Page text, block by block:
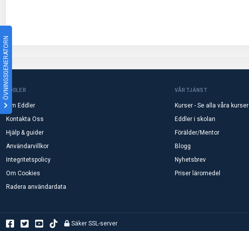
ÖVNINGSGENERATORNEDDLER
Om Eddler
Kontakta Oss
Hjälp & guider
Användarvillkor
Integritetspolicy
Om Cookies
Radera användardata
VÅR TJÄNST
Kurser - Se alla våra kurser
Eddler i skolan
Förälder/Mentor
Blogg
Nyhetsbrev
Priser läromedel
Säker SSL-server